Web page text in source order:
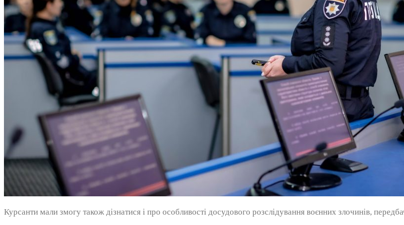
Курсанти мали змогу також дізнатися і про особливості досудового розслідування воєнних злочинів,